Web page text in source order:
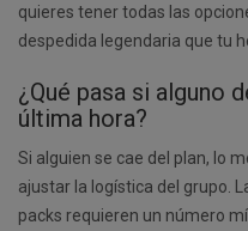
quieres tener todas las
despedida legendaria que tu
¿Qué pasa si alguno
última hora?
Si alguien se cae del plan, lo
ajustar la logística del grupo.
packs requieren un número